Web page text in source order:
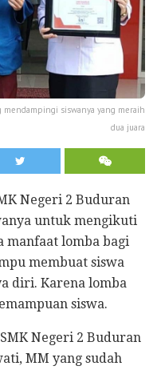
siswanya yang meraih
dua juara
Negeri 2 Buduran
untuk mengikuti
manfaat lomba bagi
membuat siswa
diri. Karena lomba
siswa.
Negeri 2 Buduran
MM yang sudah